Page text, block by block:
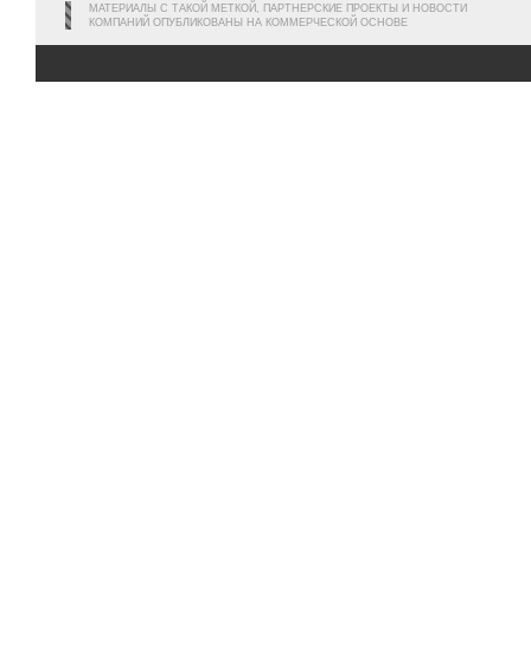
МАТЕРИАЛЫ С ТАКОЙ МЕТКОЙ, ПАРТНЕРСКИЕ ПРОЕКТЫ И НОВОСТИ
КОМПАНИЙ ОПУБЛИКОВАНЫ НА КОММЕРЧЕСКОЙ ОСНОВЕ